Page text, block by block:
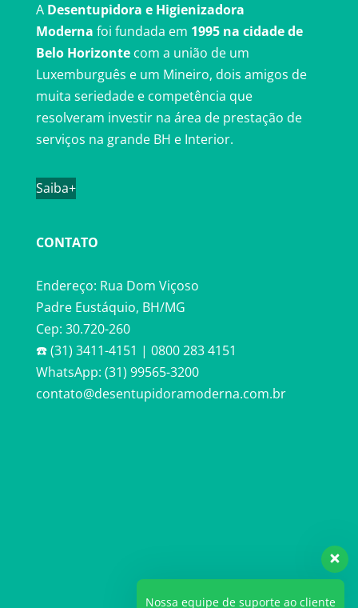
A Desentupidora e Higienizadora
Moderna foi fundada em 1995 na cidade de
Belo Horizontecom a união de um
Luxemburguês e um Mineiro, dois amigos de
muita seriedade e competência que
resolveram investir na área de prestação de
serviços na grande BH e Interior.
Saiba+
CONTATO
Endereço: Rua Dom Viçoso
Padre Eustáquio, BH/MG
Cep: 30.720-260
☎️ (31) 3411-4151 | 0800 283 4151
WhatsApp: (31) 99565-3200
contato@desentupidoramoderna.com.br
Nossa equipe de suporte ao cliente